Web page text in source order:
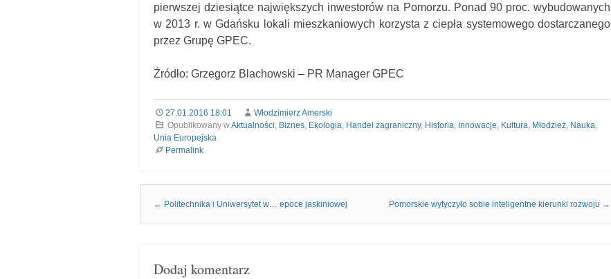
pierwszej dziesiątce największych inwestorów na Pomorzu. Ponad 90 proc. wybudowanych
w 2013 r. w Gdańsku lokali mieszkaniowych korzysta z ciepła systemowego dostarczanego
przez Grupę GPEC.
Źródło: Grzegorz Blachowski – PR Manager GPEC
27.01.2016 18:01
Włodzimierz Amerski
Opublikowany wAktualności, Biznes, Ekologia, Handel zagraniczny, Historia, Innowacje, Kultura, Młodzież, Nauka,
Unia Europejska
Permalink
Nawigacja we wpisach
← Politechnika i Uniwersytet w… epoce jaskiniowej Pomorskie wytyczyło sobie inteligentne kierunki rozwoju →
Dodaj komentarz